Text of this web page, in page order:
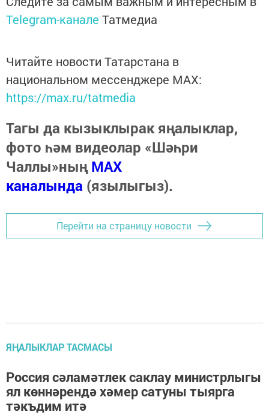
Telegram-канале Татмедиа
Читайте новости Татарстана в
национальном мессенджере MАХ:
https://max.ru/tatmedia
Тагы да кызыклырак яңалыклар,
фото һәм видеолар «Шәһри
Чаллы»ныңMAX
каналында (язылыгыз).
Перейти на страницу новости
ЯҢАЛЫКЛАР ТАСМАСЫ
Россия сәламәтлек саклау министрлыгы
ял көннәрендә хәмер сатуны тыярга
тәкъдим итә